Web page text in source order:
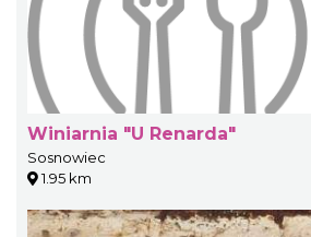
Winiarnia "U Renarda"
Sosnowiec
1.95 km